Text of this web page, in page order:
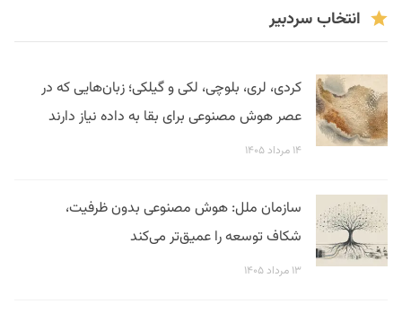
انتخاب سردبیر
کردی، لری، بلوچی، لکی و گیلکی؛ زبان‌هایی که در
عصر هوش مصنوعی برای بقا به داده نیاز دارند
۱۴ مرداد ۱۴۰۵
سازمان ملل: هوش مصنوعی بدون ظرفیت،
شکاف توسعه را عمیق‌تر می‌کند
۱۳ مرداد ۱۴۰۵